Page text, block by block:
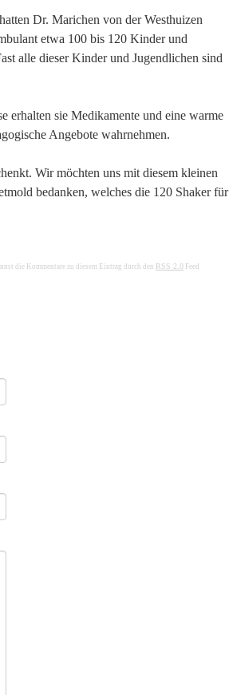
Dr. Marichen von der Westhuizen
etwa 100 bis 120 Kinder und
alle dieser Kinder und Jugendlichen sind
erhalten sie Medikamente und eine warme
Angebote wahrnehmen.
Wir möchten uns mit diesem kleinen
bedanken, welches die 120 Shaker für
die Kommentare zu diesem Eintrag durch den RSS 2.0 Feed